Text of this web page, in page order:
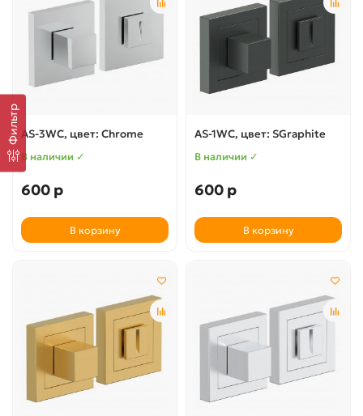
ФильтрAS-3WC, цвет: Chrome
В наличии ✓
600 р
В корзину
AS-1WC, цвет: SGraphite
В наличии ✓
600 р
В корзину